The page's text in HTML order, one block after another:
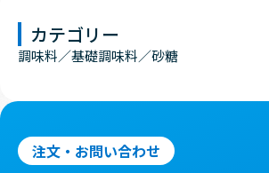
カテゴリー
調味料 基礎調味料 砂糖
注文・お問い合わせ